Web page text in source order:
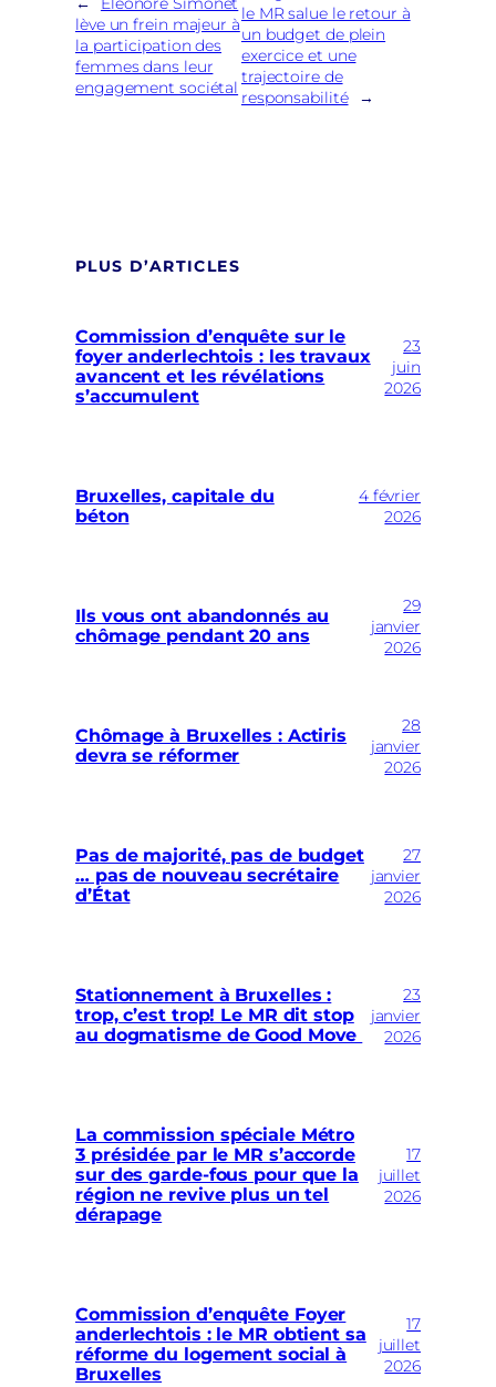
lève un frein majeur à
la participation des
femmes dans leur
engagement sociétal
le MR salue le retour à
un budget de plein
exercice et une
trajectoire de
responsabilité
→
PLUS D’ARTICLES
Commission d’enquête sur le
foyer anderlechtois : les travaux
avancent et les révélations
s’accumulent
23
juin
2026
Bruxelles, capitale du
béton
4 février
2026
Ils vous ont abandonnés au
chômage pendant 20 ans
29
janvier
2026
Chômage à Bruxelles : Actiris
devra se réformer
28
janvier
2026
Pas de majorité, pas de budget
… pas de nouveau secrétaire
d’État
27
janvier
2026
Stationnement à Bruxelles :
trop, c’est trop! Le MR dit stop
au dogmatisme de Good Move
23
janvier
2026
La commission spéciale Métro
3 présidée par le MR s’accorde
sur des garde-fous pour que la
région ne revive plus un tel
dérapage
17
juillet
2026
Commission d’enquête Foyer
anderlechtois : le MR obtient sa
réforme du logement social à
Bruxelles
17
juillet
2026